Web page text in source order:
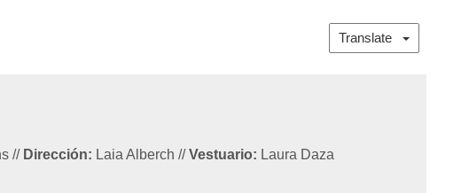
Translate
// Dirección: Laia Alberch// Vestuario: Laura Daza